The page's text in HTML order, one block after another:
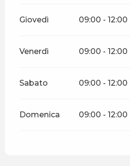
Giovedì 09:00 - 12:00
Venerdì 09:00 - 12:00
Sabato 09:00 - 12:00
Domenica 09:00 - 12:00